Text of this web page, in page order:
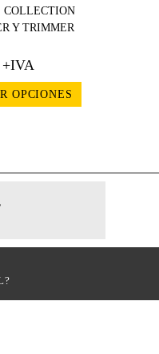
COLLECTION
Y TRIMMER
OPCIONES